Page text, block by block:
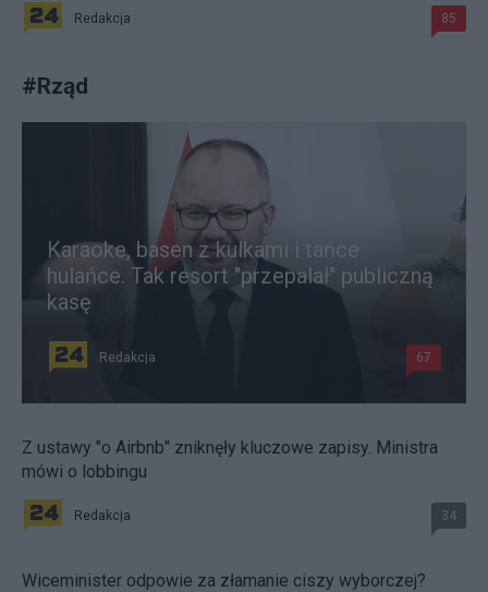
Redakcja 85
#Rząd
Karaoke, basen z kulkami i tańce
hulańce. Tak resort "przepalał" publiczną
kasę
Redakcja 67
Z ustawy "o Airbnb" zniknęły kluczowe zapisy. Ministra
mówi o lobbingu
Redakcja 34
Wiceminister odpowie za złamanie ciszy wyborczej?